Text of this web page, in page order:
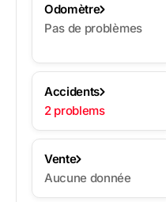
Odomètre
Pas de problèmes
Accidents
2 problems
Vente
Aucune donnée